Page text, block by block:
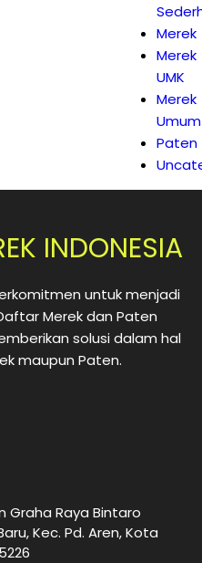
Merek
Merek
UMK
Merek
Umum
Paten
INDONESIA
untuk menjadi
Merek dan Paten
solusi dalam hal
maupun Paten.
Graha Raya Bintaro
Kec. Pd. Aren, Kota